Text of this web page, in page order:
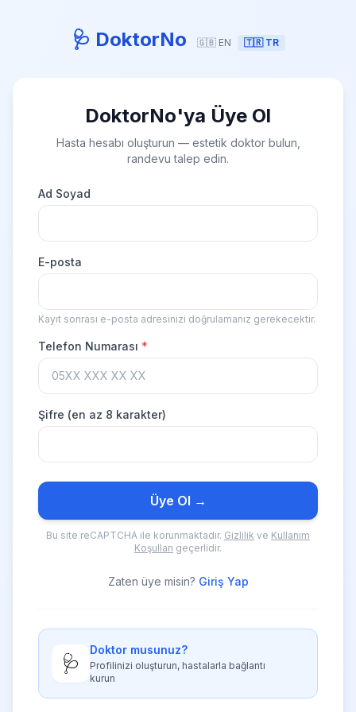
🩺 DoktorNo 🇬🇧 EN 🇹🇷 TR
DoktorNo'ya Üye Ol
Hasta hesabı oluşturun — estetik doktor bulun,
randevu talep edin.
Ad Soyad
E-posta
Kayıt sonrası e-posta adresinizi doğrulamanız gerekecektir.
Telefon Numarası *
Şifre (en az 8 karakter)
Üye Ol →
Bu site reCAPTCHA ile korunmaktadır. Gizlilik ve Kullanım
Koşulları geçerlidir.
Zaten üye misin? Giriş Yap
🩺
Doktor musunuz?
Profilinizi oluşturun, hastalarla bağlantı
kurun